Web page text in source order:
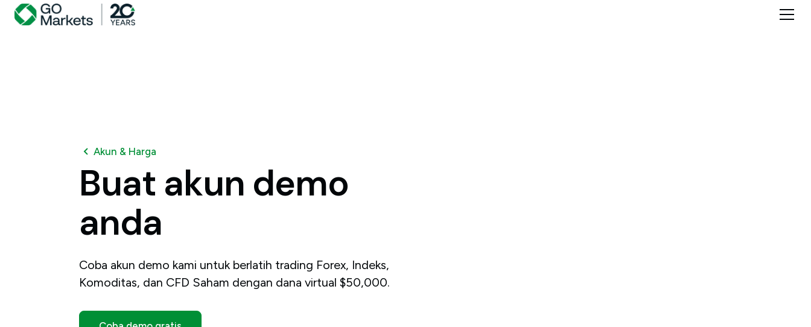
Akun & Harga
Buat akun demo
anda
Coba akun demo kami untuk berlatih trading Forex, Indeks,
Komoditas, dan CFD Saham dengan dana virtual $50,000.